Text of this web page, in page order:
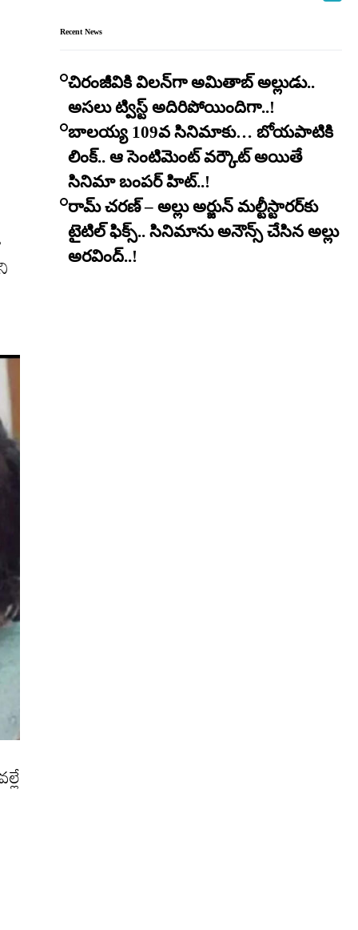
Recent News
చిరంజీవికి విలన్‌గా అమితాబ్ అల్లుడు..
అసలు ట్విస్ట్ అదిరిపోయిందిగా..!
బాలయ్య 109వ సినిమాకు… బోయపాటికి
లింక్.. ఆ సెంటిమెంట్ వర్కౌట్ అయితే
సినిమా బంపర్ హిట్..!
రామ్ చరణ్ – అల్లు అర్జున్ మల్టీస్టారర్​కు
టైటిల్ ఫిక్స్.. సినిమాను అనౌన్స్ చేసిన అల్లు
అరవింద్..!